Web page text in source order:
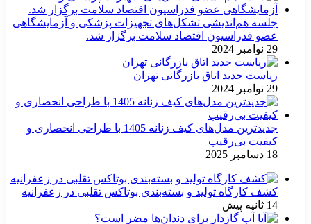
جلسه هم‌اندیشی تشکل‌های تجهیزات پزشکی و آزمایشگاهی
عضو فدراسیون اقتصاد سلامت برگزار شد.
29 نوامبر 2024
ریاست جدید اتاق بازرگانی تهران
29 نوامبر 2024
جدیدترین مدل‌های کیف زنانه 1405 با طراحی انحصاری و
کیفیت بی‌رقیب
18 دسامبر 2025
کشف کارگاه تولید و بسته‌بندی بوتاکس تقلبی در زعفرانیه
14 ثانیه پیش